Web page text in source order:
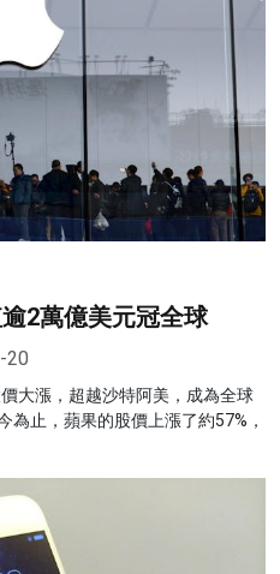
2萬億美元冠全球
20
大漲，超越沙特阿美，成為全球
止，蘋果的股價上漲了約57%，